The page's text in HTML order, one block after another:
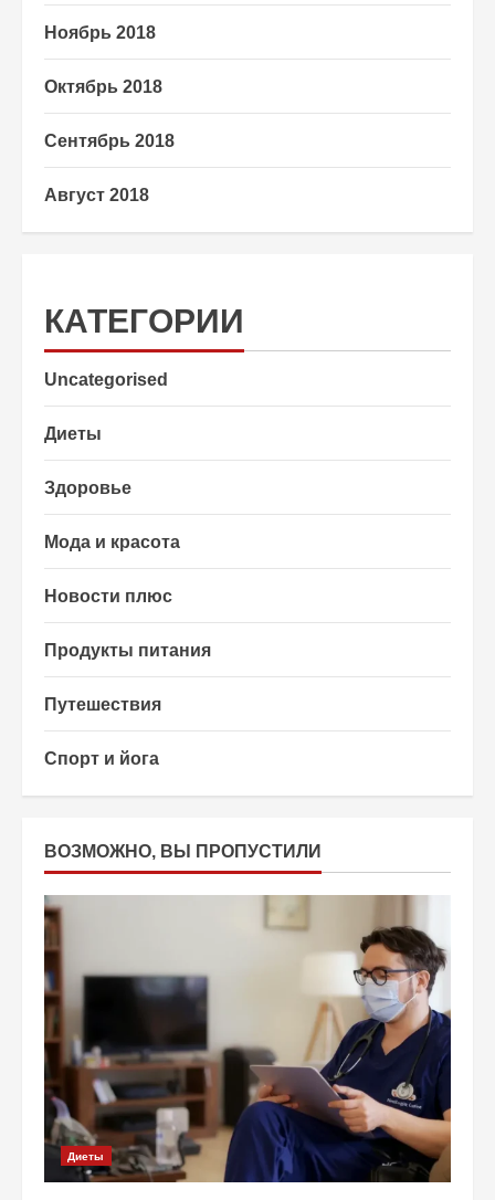
Ноябрь 2018
Октябрь 2018
Сентябрь 2018
Август 2018
КАТЕГОРИИ
Uncategorised
Диеты
Здоровье
Мода и красота
Новости плюс
Продукты питания
Путешествия
Спорт и йога
ВОЗМОЖНО, ВЫ ПРОПУСТИЛИ
Диеты